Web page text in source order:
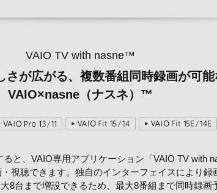
VAIO TV with nasne™
さが広がる、複数番組同時録画が可能
VAIO×nasne（ナスネ）™
と、VAIO専用アプリケーション「VAIO TV with
視聴できます。独自のインターフェイスにより録
8台まで増設できるため、最大8番組まで同時録画